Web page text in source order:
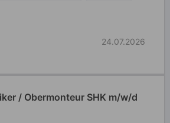
24.07.2026
/ Obermonteur SHK m/w/d